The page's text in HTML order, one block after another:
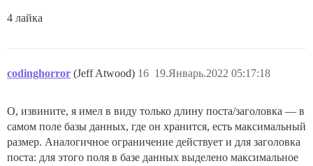
4 лайка
codinghorror (Jeff Atwood) 19.Январь.2022 05:17:18
16
О, извините, я имел в виду только длину поста/заголовка — в
самом поле базы данных, где он хранится, есть максимальный
размер. Аналогичное ограничение действует и для заголовка
поста: для этого поля в базе данных выделено максимальное